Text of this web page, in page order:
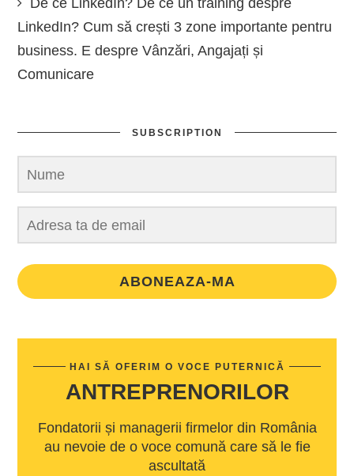
De ce LinkedIn? De ce un training despre
LinkedIn? Cum să crești 3 zone importante pentru
business. E despre Vânzări, Angajați și
Comunicare
SUBSCRIPTION
ABONEAZA-MA
HAI SĂ OFERIM O VOCE PUTERNICĂ
ANTREPRENORILOR
Fondatorii și managerii firmelor din România
au nevoie de o voce comună care să le fie
ascultată